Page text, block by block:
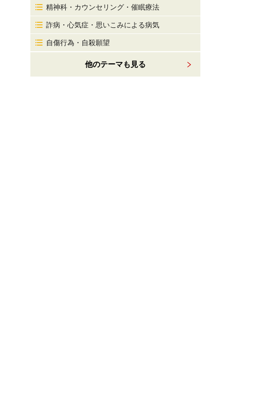
精神科・カウンセリング・催眠療法
詐病・心気症・思いこみによる病気
自傷行為・自殺願望
他のテーマも見る